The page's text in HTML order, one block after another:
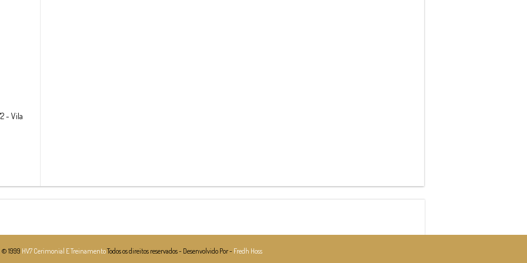
- Vila
© 1999 HV7 Cerimonial E TreinamentoTodos os direitos reservados - Desenvolvido Por - Fredh Hoss